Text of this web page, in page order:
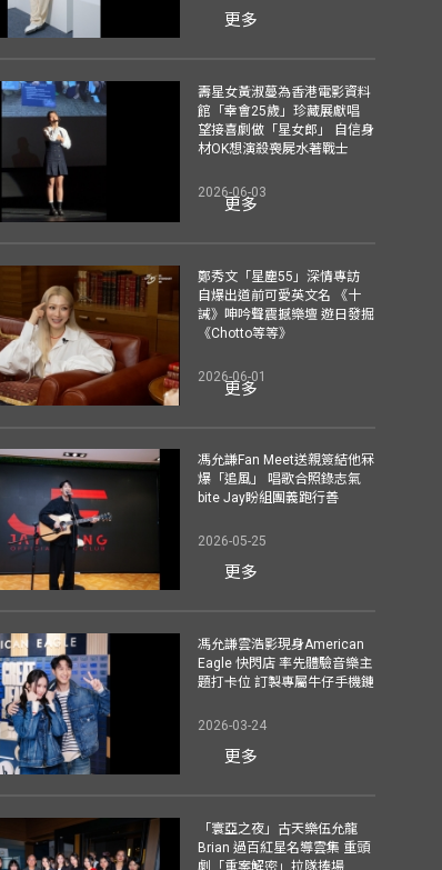
更多
壽星女黃淑蔓為香港電影資料
館「幸會25歲」珍藏展獻唱
望接喜劇做「星女郎」 自信身
材OK想演殺喪屍水著戰士
2026-06-03
更多
鄭秀文「星塵55」深情專訪
自爆出道前可愛英文名 《十
誡》呻吟聲震撼樂壇 遊日發掘
《Chotto等等》
2026-06-01
更多
馮允謙Fan Meet送親簽結他冧
爆「追風」 唱歌合照錄志氣
bite Jay盼組團義跑行善
2026-05-25
更多
馮允謙雲浩影現身American
Eagle 快閃店 率先體驗音樂主
題打卡位 訂製專屬牛仔手機鏈
2026-03-24
更多
「寰亞之夜」古天樂伍允龍
Brian 過百紅星名導雲集 重頭
劇「重案解密」拉隊捧場